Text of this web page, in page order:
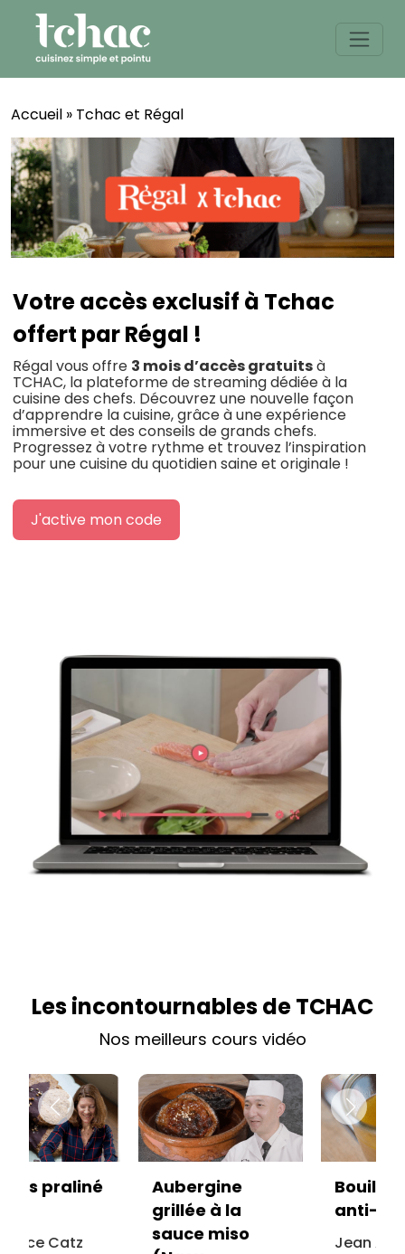
content
Accueil » Tchac et Régal
Votre accès exclusif à Tchac
offert par Régal !
Régal vous offre 3 mois d’accès gratuitsà
TCHAC, la plateforme de streaming dédiée à la
cuisine des chefs. Découvrez une nouvelle façon
d’apprendre la cuisine, grâce à une expérience
immersive et des conseils de grands chefs.
Progressez à votre rythme et trouvez l’inspiration
pour une cuisine du quotidien saine et originale !
J'active mon code
Les incontournables de TCHAC
Nos meilleurs cours vidéo
Aubergine
sauce miso
Bouillon Pho
anti-gaspi
Jean Adrien